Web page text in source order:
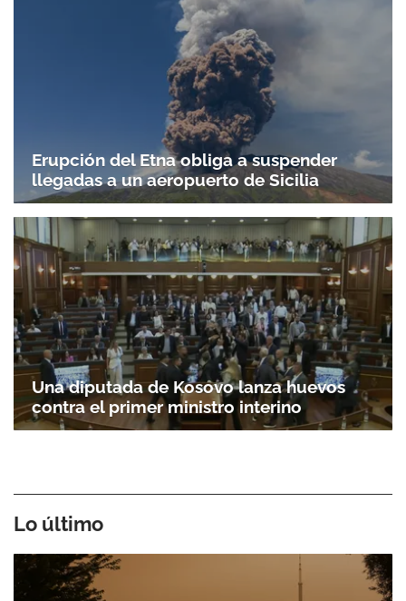
Erupción del Etna obliga a suspender
llegadas a un aeropuerto de Sicilia
Una diputada de Kosovo lanza huevos
contra el primer ministro interino
Lo último